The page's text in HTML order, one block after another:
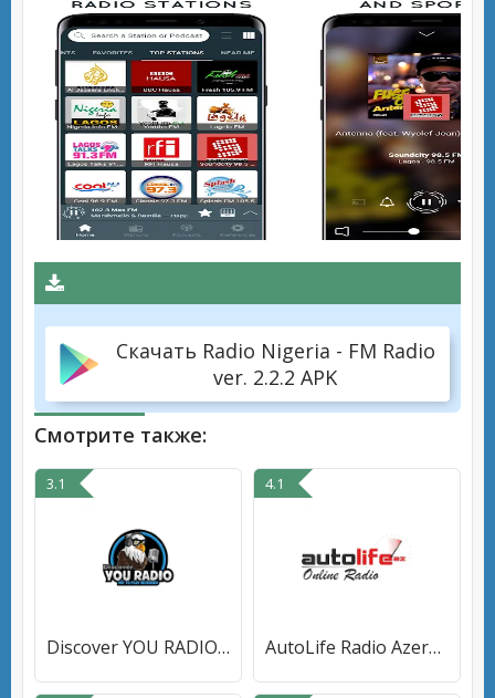
Скачать Radio Nigeria - FM Radio
ver. 2.2.2 APK
Смотрите также:
3.1
Discover YOU RADIO LLC
4.1
AutoLife Radio Azerbaijan